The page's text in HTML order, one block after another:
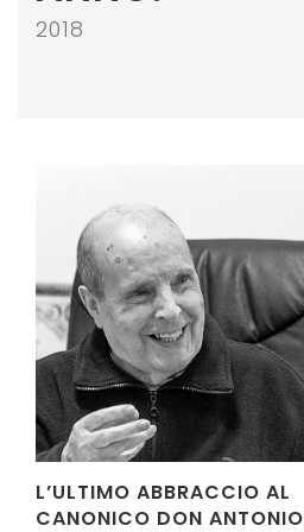
2018
L’ULTIMO ABBRACCIO AL
CANONICO DON ANTONIO